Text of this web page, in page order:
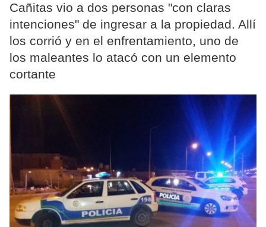
Cañitas vio a dos personas "con claras
intenciones" de ingresar a la propiedad. Allí
los corrió y en el enfrentamiento, uno de
los maleantes lo atacó con un elemento
cortante